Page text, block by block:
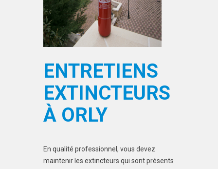
ENTRETIENS
EXTINCTEURS
À ORLY
En qualité professionnel, vous devez
maintenir les extincteurs qui sont présents